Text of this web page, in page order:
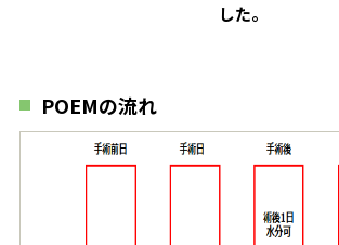
した。
POEMの流れ